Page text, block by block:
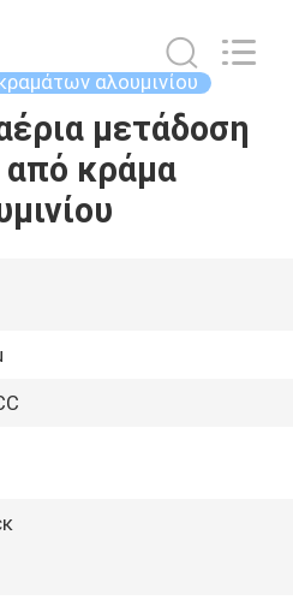
αλουμινίου
μετάδοση
κράμα